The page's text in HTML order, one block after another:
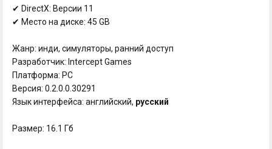
✔ DirectX: Версии 11
✔ Место на диске: 45 GB
Жанр: инди, симуляторы, ранний доступ
Разработчик: Intercept Games
Платформа: PC
Версия: 0.2.0.0.30291
Язык интерфейса: английский, русский
Размер: 16.1 Гб